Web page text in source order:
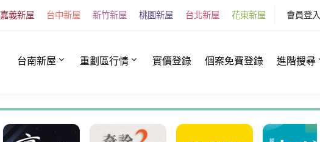
嘉義新屋 台中新屋 新竹新屋 桃園新屋 台北新屋 花東新屋 會員登入
台南新屋 重劃區行情 實價登錄 個案免費登錄 進階搜尋